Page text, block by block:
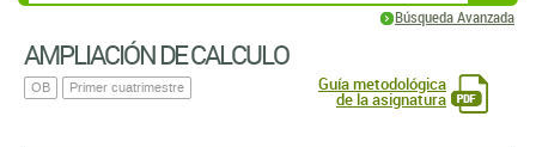
Búsqueda Avanzada
AMPLIACIÓN DE CALCULO
OB Primer cuatrimestre Guía metodológica
de la asignatura